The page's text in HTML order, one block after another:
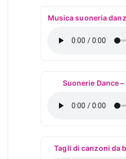
Musica suoneria
Suonerie Dance
Tagli di canzoni da